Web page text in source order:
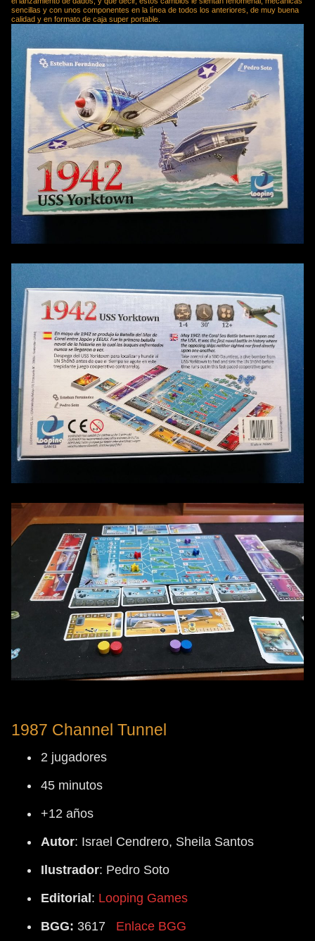
sencillas y con unos componentes en la línea de todos los anteriores, de muy buena
calidad y en formato de caja super portable.
1987 Channel Tunnel
2 jugadores
45 minutos
+12 años
Autor: Israel Cendrero, Sheila Santos
Ilustrador: Pedro Soto
Editorial: Looping Games
BGG: 3617 Enlace BGG